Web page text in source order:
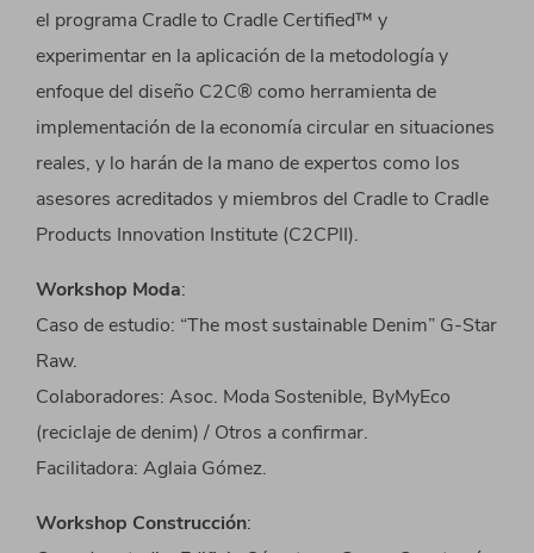
el programa Cradle to Cradle Certified™ y
experimentar en la aplicación de la metodología y
enfoque del diseño C2C® como herramienta de
implementación de la economía circular en situaciones
reales, y lo harán de la mano de expertos como los
asesores acreditados y miembros del Cradle to Cradle
Products Innovation Institute (C2CPII).
Workshop Moda:
Caso de estudio: “The most sustainable Denim” G-Star
Raw.
Colaboradores: Asoc. Moda Sostenible, ByMyEco
(reciclaje de denim) / Otros a confirmar.
Facilitadora: Aglaia Gómez.
Workshop Construcción: